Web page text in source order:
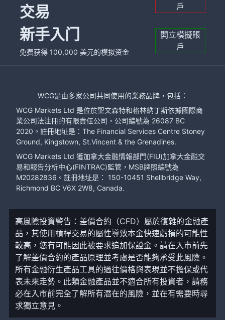
交易
戶
新手入门
免费获得 100,000 美元的模拟资金
開立模擬賬
戶
WCG是由多家公司共同使用的業務品牌，包括：
WCG Markets Ltd 是位於聖文森特和格林納丁斯依據國際商
業公司法注冊的有限責任公司，公司編號為 26087 BC
2020。註冊地址是：The Financial Services Centre Stoney
Ground, Kingstown, St.Vincent & the Grenadines.
WCG Markets Ltd 獲加拿大金融情報部門(FIU)加拿大金融交
易和報告分析中心(FINTRAC)監管，MSB牌照編號為
M20282836。註冊地址是： 150-10451 Shellbridge Way,
Richmond BC V6X 2W8, Canada.
高風險投資警告：差價合約（CFD）屬於復雜的金融產
品，其使用槓桿交易的屬性導致本金快速虧損的可能性
較高，您有可能因此被要求追加保證金。請在入市前先
了解差價合約的產品原理並考慮是否能夠承受此風險。
所有金融衍生產品工具的過往價格與表現並不擔保或代
表未來走勢。此類金融產品並不適合所有投資者，請務
必在入市前完全了解所有潛在的風險，並在有需要時尋
求獨立意見。